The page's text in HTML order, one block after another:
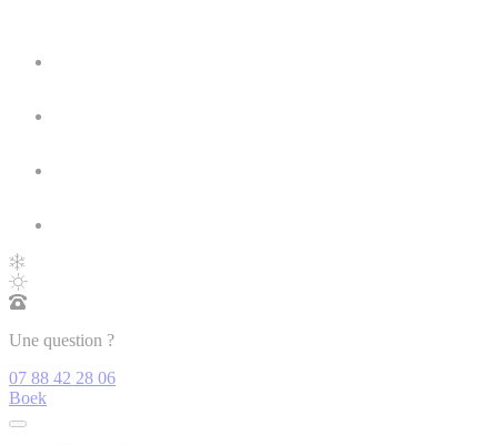
Une question ?
07 88 42 28 06
Boek